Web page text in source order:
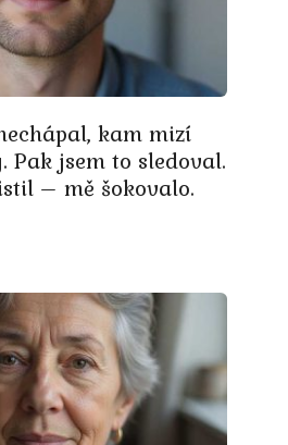
kam mizí
Pak jsem to sledoval.
– mě šokovalo.